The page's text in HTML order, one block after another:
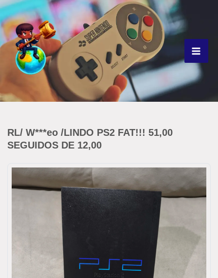
Ir
para
o
conteúdo
RL/ W***eo /LINDO PS2 FAT!!! 51,00
SEGUIDOS DE 12,00